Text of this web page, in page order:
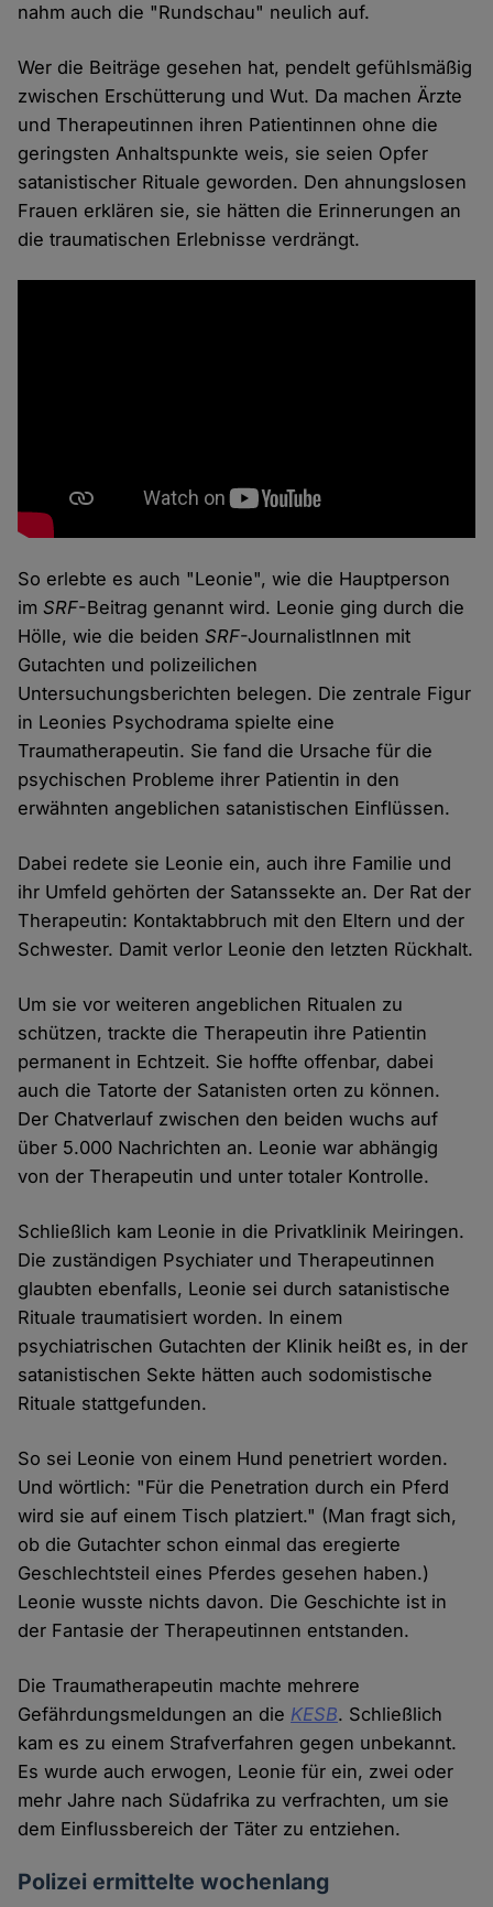
nahm auch die "Rundschau" neulich auf.
Wer die Beiträge gesehen hat, pendelt gefühlsmäßig
zwischen Erschütterung und Wut. Da machen Ärzte
und Therapeutinnen ihren Patientinnen ohne die
geringsten Anhaltspunkte weis, sie seien Opfer
satanistischer Rituale geworden. Den ahnungslosen
Frauen erklären sie, sie hätten die Erinnerungen an
die traumatischen Erlebnisse verdrängt.
So erlebte es auch "Leonie", wie die Hauptperson
imSRF-Beitrag genannt wird. Leonie ging durch die
Hölle, wie die beidenSRF-JournalistInnen mit
Gutachten und polizeilichen
Untersuchungsberichten belegen. Die zentrale Figur
in Leonies Psychodrama spielte eine
Traumatherapeutin. Sie fand die Ursache für die
psychischen Probleme ihrer Patientin in den
erwähnten angeblichen satanistischen Einflüssen.
Dabei redete sie Leonie ein, auch ihre Familie und
ihr Umfeld gehörten der Satanssekte an. Der Rat der
Therapeutin: Kontaktabbruch mit den Eltern und der
Schwester. Damit verlor Leonie den letzten Rückhalt.
Um sie vor weiteren angeblichen Ritualen zu
schützen, trackte die Therapeutin ihre Patientin
permanent in Echtzeit. Sie hoffte offenbar, dabei
auch die Tatorte der Satanisten orten zu können.
Der Chatverlauf zwischen den beiden wuchs auf
über 5.000 Nachrichten an. Leonie war abhängig
von der Therapeutin und unter totaler Kontrolle.
Schließlich kam Leonie in die Privatklinik Meiringen.
Die zuständigen Psychiater und Therapeutinnen
glaubten ebenfalls, Leonie sei durch satanistische
Rituale traumatisiert worden. In einem
psychiatrischen Gutachten der Klinik heißt es, in der
satanistischen Sekte hätten auch sodomistische
Rituale stattgefunden.
So sei Leonie von einem Hund penetriert worden.
Und wörtlich: "Für die Penetration durch ein Pferd
wird sie auf einem Tisch platziert." (Man fragt sich,
ob die Gutachter schon einmal das eregierte
Geschlechtsteil eines Pferdes gesehen haben.)
Leonie wusste nichts davon. Die Geschichte ist in
der Fantasie der Therapeutinnen entstanden.
Die Traumatherapeutin machte mehrere
Gefährdungsmeldungen an die KESB. Schließlich
kam es zu einem Strafverfahren gegen unbekannt.
Es wurde auch erwogen, Leonie für ein, zwei oder
mehr Jahre nach Südafrika zu verfrachten, um sie
dem Einflussbereich der Täter zu entziehen.
Polizei ermittelte wochenlang